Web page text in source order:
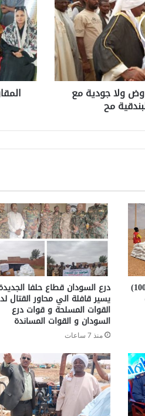
ولا جودية مع
مح
الهلال الأحمر السوداني يوزع (1000) درع السودان قطاع حلفا
يسير قافلة الي محاور القتال
القوات المسلحة و قوات درع
السودان و القوات المساندة
منذ 7 ساعات